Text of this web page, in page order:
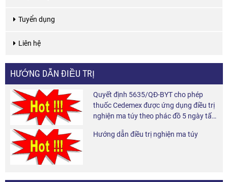
Tuyển dụng
Liên hệ
HƯỚNG DẪN ĐIỀU TRỊ
Quyết định 5635/QĐ-BYT cho phép
thuốc Cedemex được ứng dụng điều trị
nghiện ma túy theo phác đồ 5 ngày tấn
Hướng dẫn điều trị nghiện ma túy